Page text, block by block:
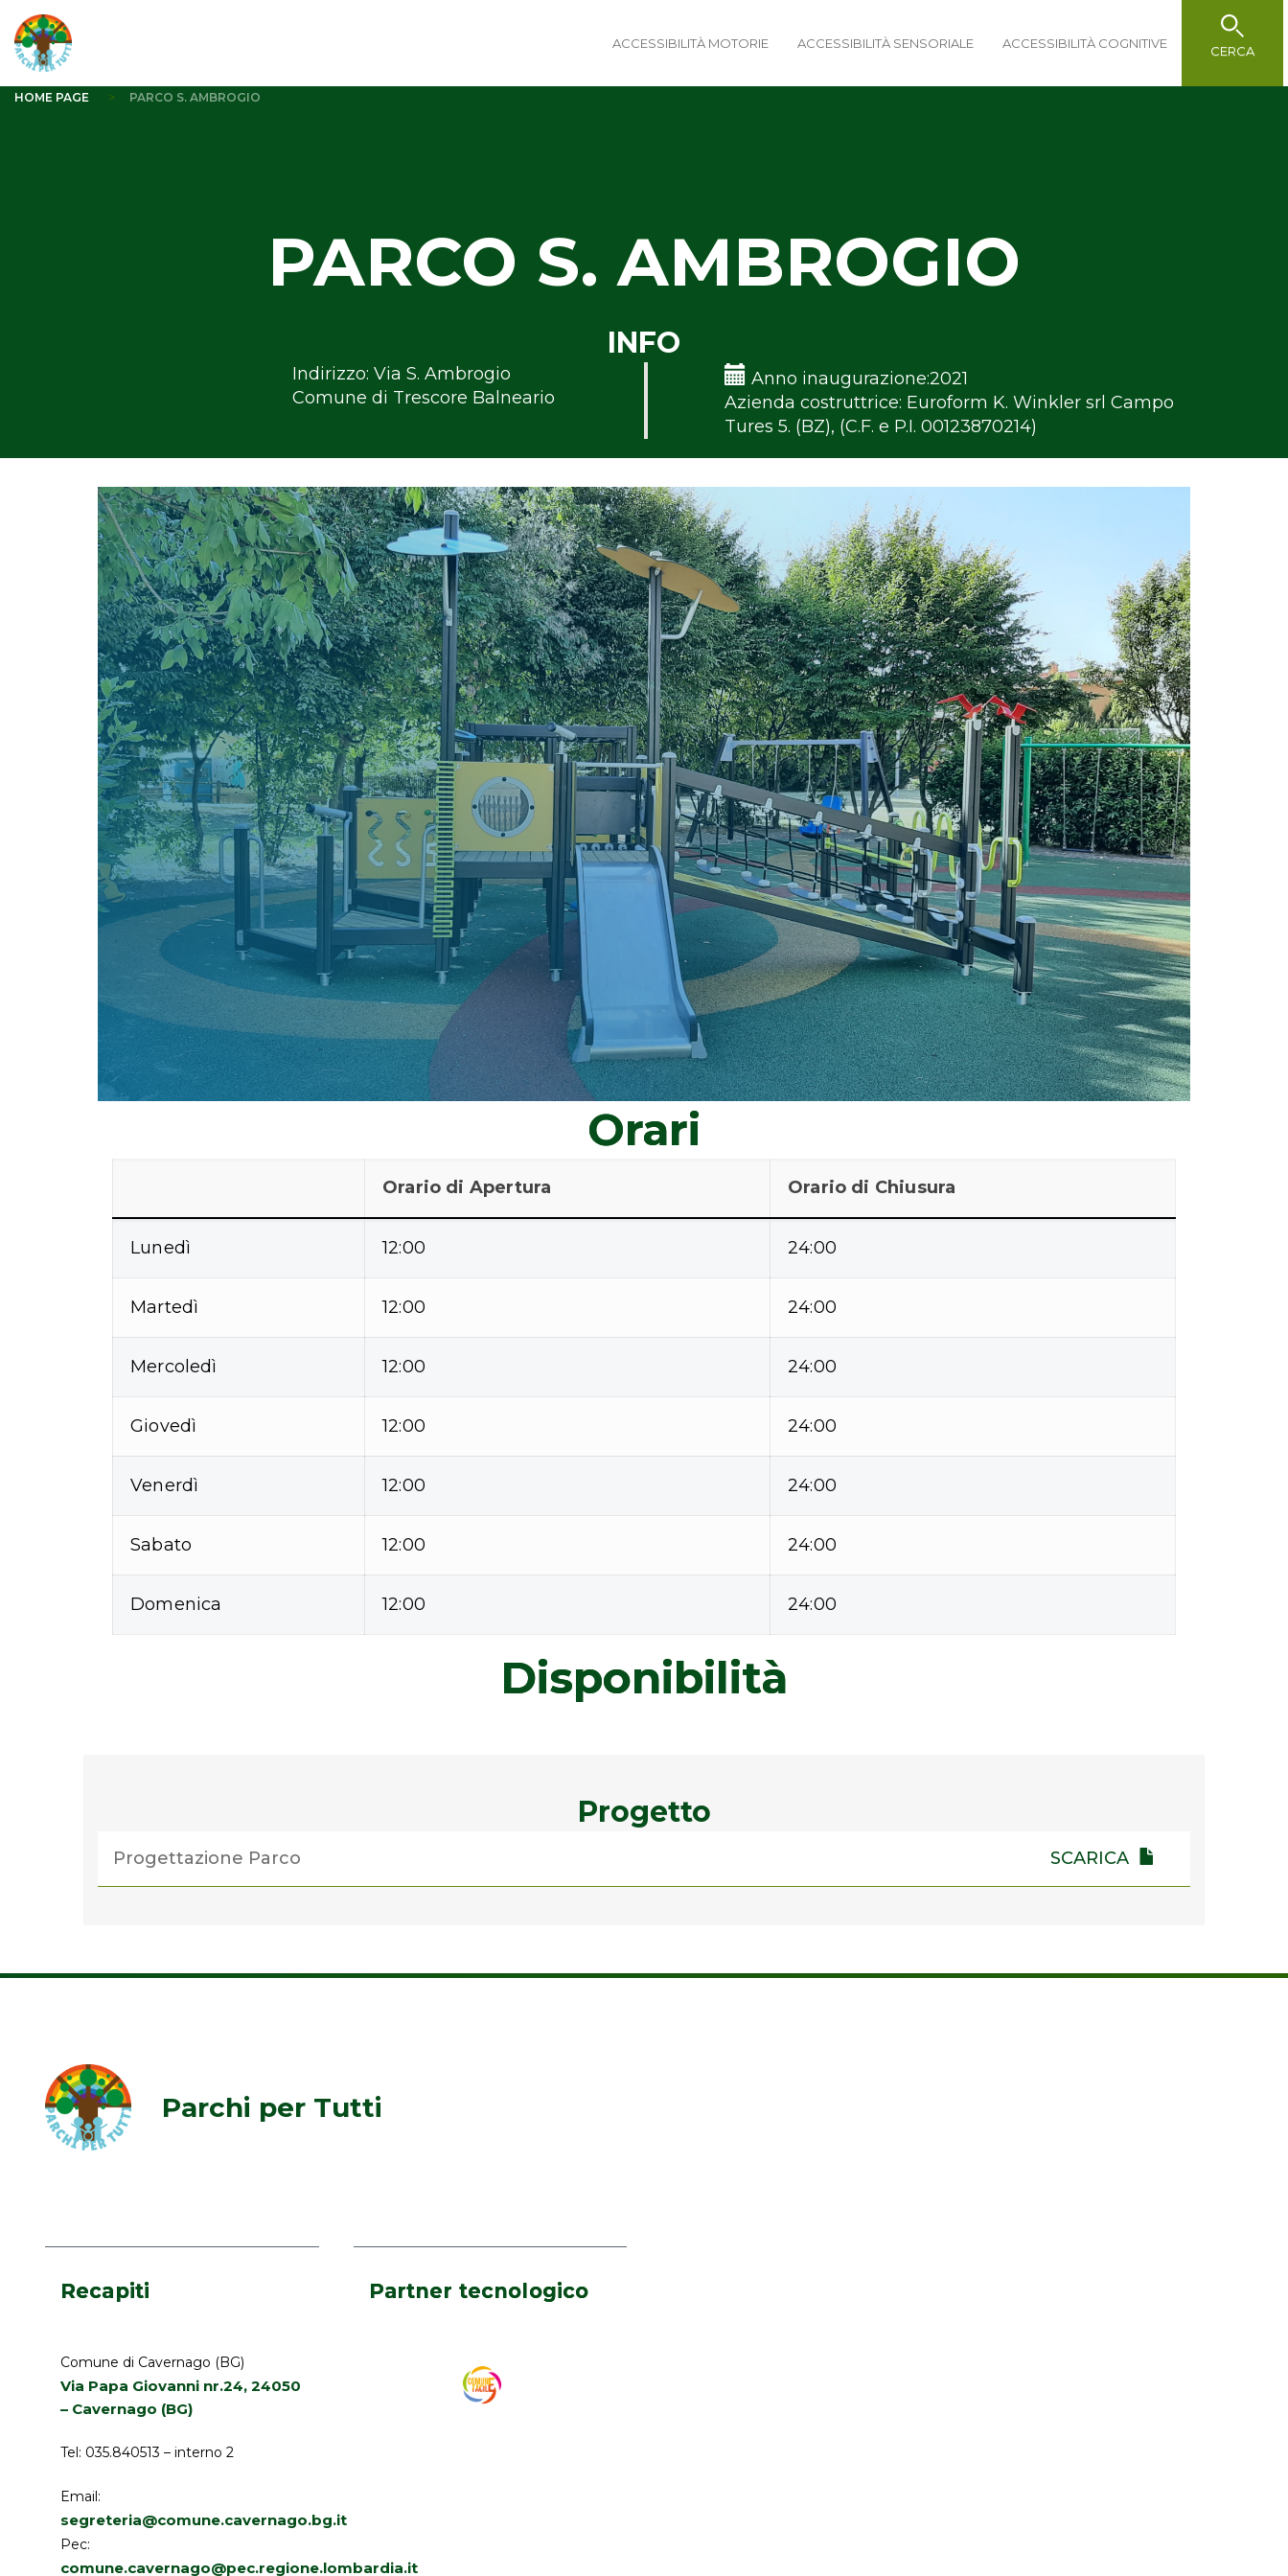
ACCESSIBILITÀ MOTORIE ACCESSIBILITÀ SENSORIALE ACCESSIBILITÀ COGNITIVE CERCA
HOME PAGE PARCO S. AMBROGIO
PARCO S. AMBROGIO
INFO
Indirizzo: Via S. Ambrogio
Comune di Trescore Balneario
Anno inaugurazione:2021
Azienda costruttrice: Euroform K. Winkler srl Campo
Tures 5. (BZ), (C.F. e P.I. 00123870214)
Orari
Orario di Apertura Orario di Chiusura
Lunedì 12:00 24:00
Martedì 12:00 24:00
Mercoledì 12:00 24:00
Giovedì 12:00 24:00
Venerdì 12:00 24:00
Sabato 12:00 24:00
Domenica 12:00 24:00
Disponibilità
Progetto
Progettazione Parco SCARICA
Parchi per Tutti
Recapiti
Comune di Cavernago (BG)
Via Papa Giovanni nr.24, 24050
– Cavernago (BG)
Tel: 035.840513 – interno 2
Email:
segreteria@comune.cavernago.bg.it
Pec:
comune.cavernago@pec.regione.lombardia.it
Partner tecnologico